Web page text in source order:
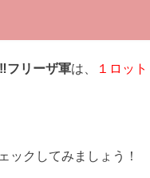
フリーザ軍は、 １ロッ
ックしてみましょう！